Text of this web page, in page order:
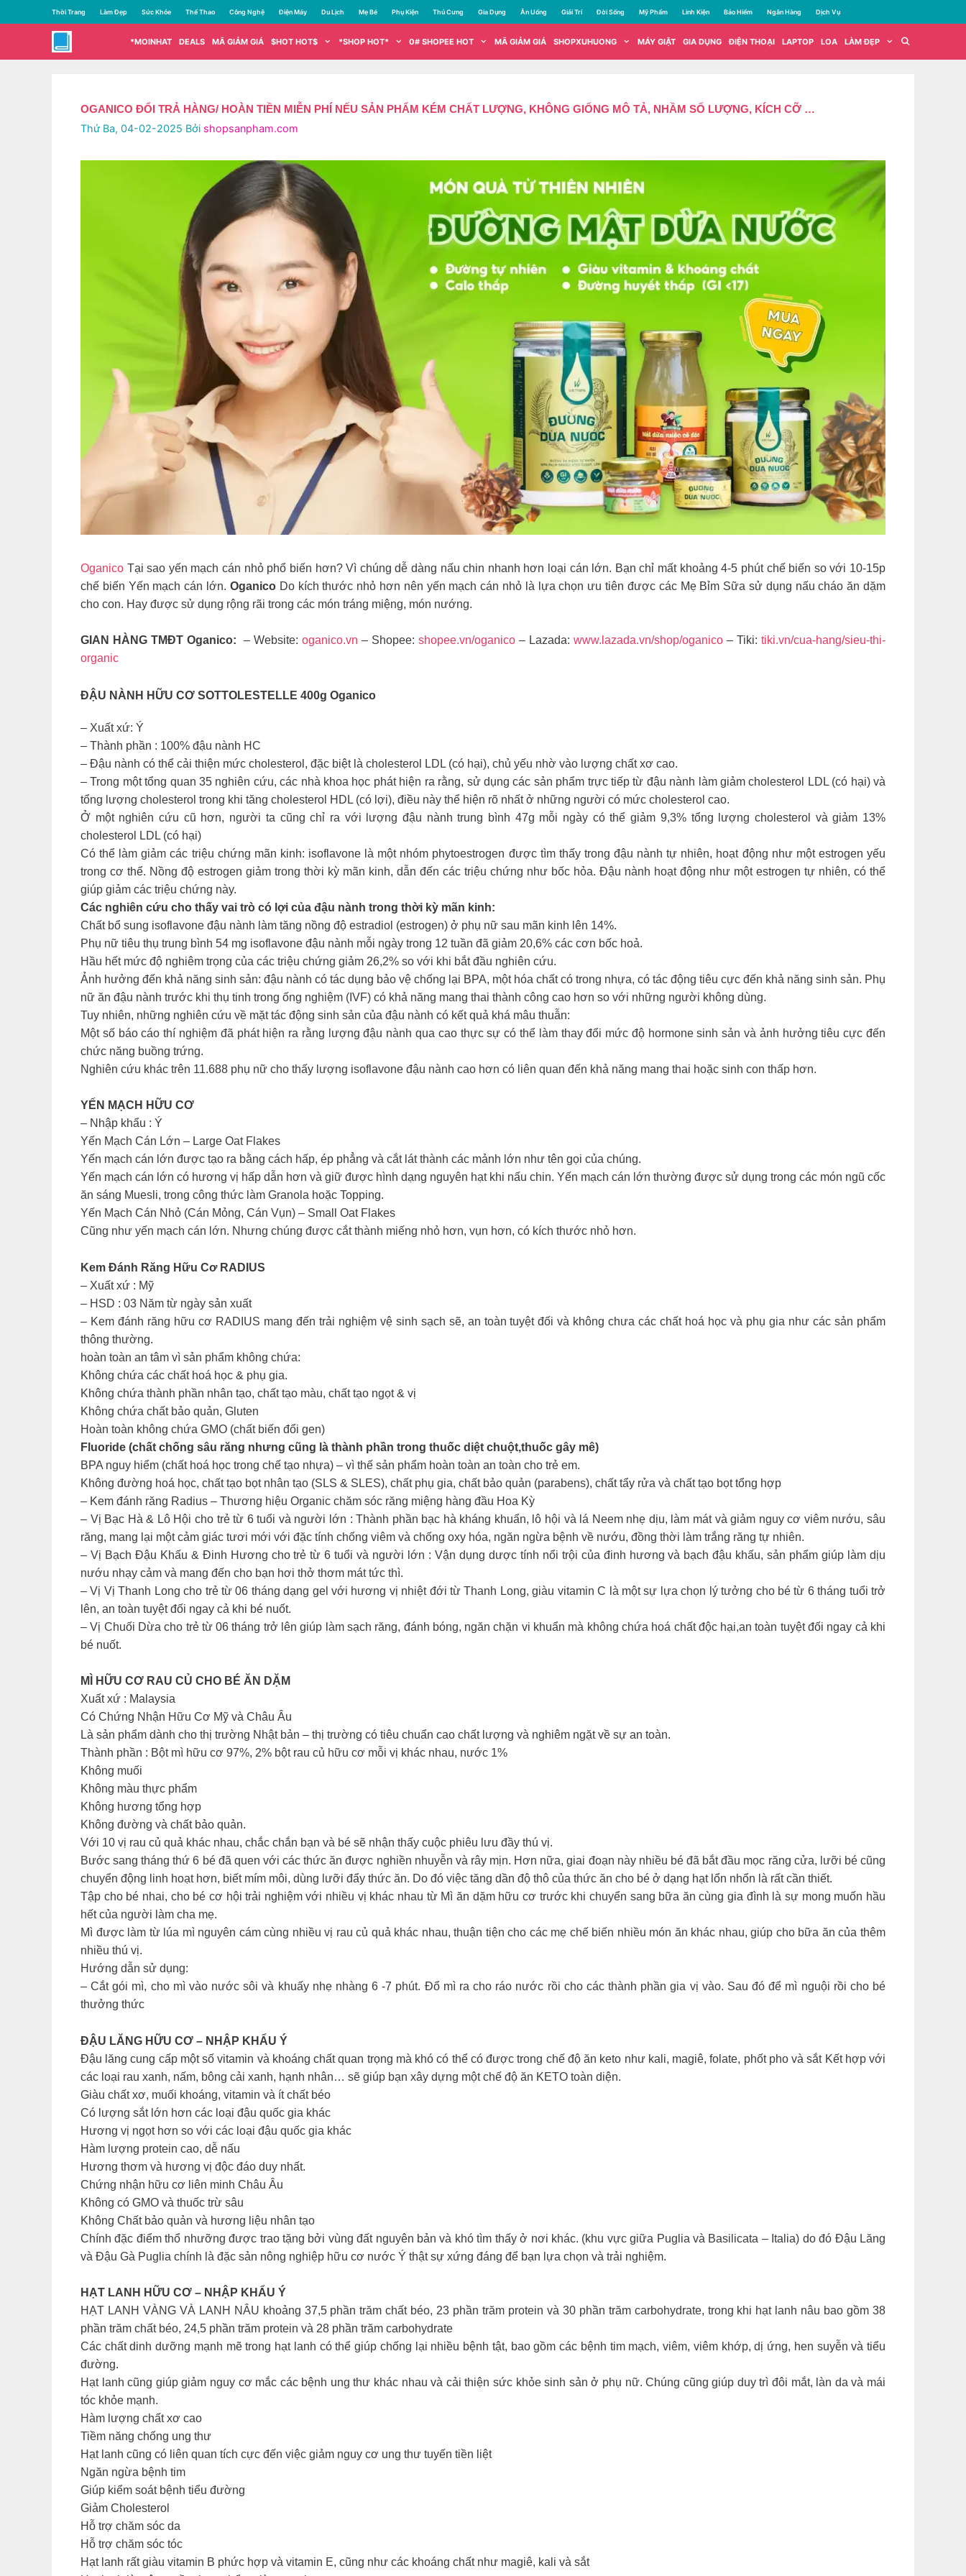
đến
dung
Thời Trang Làm Đẹp Sức Khỏe Thể Thao Công Nghệ Điện Máy Du Lịch Mẹ Bé Phụ Kiện Thú Cưng Gia Dụng Ăn Uống Giải Trí Đời Sống Mỹ Phẩm Linh Kiện Bảo Hiểm Ngân Hàng Dịch Vụ
*MOINHAT DEALS MÃ GIẢM GIÁ $HOT HOT$ *SHOP HOT* 0# SHOPEE HOT MÃ GIẢM GIÁ SHOPXUHUONG MÁY GIẶT GIA DỤNG ĐIỆN THOẠI LAPTOP LOA LÀM ĐẸP
OGANICO ĐỔI TRẢ HÀNG/ HOÀN TIỀN MIỄN PHÍ NẾU SẢN PHẨM KÉM CHẤT LƯỢNG, KHÔNG GIỐNG MÔ TẢ, NHẦM SỐ LƯỢNG, KÍCH CỠ …
Thứ Ba, 04-02-2025 Bởi shopsanpham.com
Oganico Tại sao yến mạch cán nhỏ phổ biến hơn? Vì chúng dễ dàng nấu chin nhanh hơn loại cán lớn. Bạn chỉ mất khoảng 4-5 phút chế biến so với 10-15p
chế biến Yến mạch cán lớn. OganicoDo kích thước nhỏ hơn nên yến mạch cán nhỏ là lựa chọn ưu tiên được các Mẹ Bỉm Sữa sử dụng nấu cháo ăn dặm
cho con. Hay được sử dụng rộng rãi trong các món tráng miệng, món nướng.
GIAN HÀNG TMĐT Oganico: – Website: oganico.vn – Shopee: shopee.vn/oganico – Lazada: www.lazada.vn/shop/oganico – Tiki: tiki.vn/cua-hang/sieu-thi-
organic
ĐẬU NÀNH HỮU CƠ SOTTOLESTELLE 400g Oganico
– Xuất xứ: Ý
– Thành phần : 100% đậu nành HC
– Đậu nành có thể cải thiện mức cholesterol, đặc biệt là cholesterol LDL (có hại), chủ yếu nhờ vào lượng chất xơ cao.
– Trong một tổng quan 35 nghiên cứu, các nhà khoa học phát hiện ra rằng, sử dụng các sản phẩm trực tiếp từ đậu nành làm giảm cholesterol LDL (có hại) và
tổng lượng cholesterol trong khi tăng cholesterol HDL (có lợi), điều này thể hiện rõ nhất ở những người có mức cholesterol cao.
Ở một nghiên cứu cũ hơn, người ta cũng chỉ ra với lượng đậu nành trung bình 47g mỗi ngày có thể giảm 9,3% tổng lượng cholesterol và giảm 13%
cholesterol LDL (có hại)
Có thể làm giảm các triệu chứng mãn kinh: isoflavone là một nhóm phytoestrogen được tìm thấy trong đậu nành tự nhiên, hoạt động như một estrogen yếu
trong cơ thể. Nồng độ estrogen giảm trong thời kỳ mãn kinh, dẫn đến các triệu chứng như bốc hỏa. Đậu nành hoạt động như một estrogen tự nhiên, có thể
giúp giảm các triệu chứng này.
Các nghiên cứu cho thấy vai trò có lợi của đậu nành trong thời kỳ mãn kinh:
Chất bổ sung isoflavone đậu nành làm tăng nồng độ estradiol (estrogen) ở phụ nữ sau mãn kinh lên 14%.
Phụ nữ tiêu thụ trung bình 54 mg isoflavone đậu nành mỗi ngày trong 12 tuần đã giảm 20,6% các cơn bốc hoả.
Hầu hết mức độ nghiêm trọng của các triệu chứng giảm 26,2% so với khi bắt đầu nghiên cứu.
Ảnh hưởng đến khả năng sinh sản: đậu nành có tác dụng bảo vệ chống lại BPA, một hóa chất có trong nhựa, có tác động tiêu cực đến khả năng sinh sản. Phụ
nữ ăn đậu nành trước khi thụ tinh trong ống nghiệm (IVF) có khả năng mang thai thành công cao hơn so với những người không dùng.
Tuy nhiên, những nghiên cứu về mặt tác động sinh sản của đậu nành có kết quả khá mâu thuẫn:
Một số báo cáo thí nghiệm đã phát hiện ra rằng lượng đậu nành qua cao thực sự có thể làm thay đổi mức độ hormone sinh sản và ảnh hưởng tiêu cực đến
chức năng buồng trứng.
Nghiên cứu khác trên 11.688 phụ nữ cho thấy lượng isoflavone đậu nành cao hơn có liên quan đến khả năng mang thai hoặc sinh con thấp hơn.
YẾN MẠCH HỮU CƠ
– Nhập khẩu : Ý
Yến Mạch Cán Lớn – Large Oat Flakes
Yến mạch cán lớn được tạo ra bằng cách hấp, ép phẳng và cắt lát thành các mảnh lớn như tên gọi của chúng.
Yến mạch cán lớn có hương vị hấp dẫn hơn và giữ được hình dạng nguyên hạt khi nấu chin. Yến mạch cán lớn thường được sử dụng trong các món ngũ cốc
ăn sáng Muesli, trong công thức làm Granola hoặc Topping.
Yến Mạch Cán Nhỏ (Cán Mỏng, Cán Vụn) – Small Oat Flakes
Cũng như yến mạch cán lớn. Nhưng chúng được cắt thành miếng nhỏ hơn, vụn hơn, có kích thước nhỏ hơn.
Kem Đánh Răng Hữu Cơ RADIUS
– Xuất xứ : Mỹ
– HSD : 03 Năm từ ngày sản xuất
– Kem đánh răng hữu cơ RADIUS mang đến trải nghiệm vệ sinh sạch sẽ, an toàn tuyệt đối và không chưa các chất hoá học và phụ gia như các sản phẩm
thông thường.
hoàn toàn an tâm vì sản phẩm không chứa:
Không chứa các chất hoá học & phụ gia.
Không chứa thành phần nhân tạo, chất tạo màu, chất tạo ngọt & vị
Không chứa chất bảo quản, Gluten
Hoàn toàn không chứa GMO (chất biến đổi gen)
Fluoride (chất chống sâu răng nhưng cũng là thành phần trong thuốc diệt chuột,thuốc gây mê)
BPA nguy hiểm (chất hoá học trong chế tạo nhựa) – vì thế sản phẩm hoàn toàn an toàn cho trẻ em.
Không đường hoá học, chất tạo bọt nhân tạo (SLS & SLES), chất phụ gia, chất bảo quản (parabens), chất tẩy rửa và chất tạo bọt tổng hợp
– Kem đánh răng Radius – Thương hiệu Organic chăm sóc răng miệng hàng đầu Hoa Kỳ
– Vị Bạc Hà & Lô Hội cho trẻ từ 6 tuổi và người lớn : Thành phần bạc hà kháng khuẩn, lô hội và lá Neem nhẹ dịu, làm mát và giảm nguy cơ viêm nướu, sâu
răng, mang lại một cảm giác tươi mới với đặc tính chống viêm và chống oxy hóa, ngăn ngừa bệnh về nướu, đồng thời làm trắng răng tự nhiên.
– Vị Bạch Đậu Khấu & Đinh Hương cho trẻ từ 6 tuổi và người lớn : Vận dụng dược tính nổi trội của đinh hương và bạch đậu khấu, sản phẩm giúp làm dịu
nướu nhạy cảm và mang đến cho bạn hơi thở thơm mát tức thì.
– Vị Vị Thanh Long cho trẻ từ 06 tháng dạng gel với hương vị nhiệt đới từ Thanh Long, giàu vitamin C là một sự lựa chọn lý tưởng cho bé từ 6 tháng tuổi trở
lên, an toàn tuyệt đối ngay cả khi bé nuốt.
– Vị Chuối Dừa cho trẻ từ 06 tháng trở lên giúp làm sạch răng, đánh bóng, ngăn chặn vi khuẩn mà không chứa hoá chất độc hại,an toàn tuyệt đối ngay cả khi
bé nuốt.
MÌ HỮU CƠ RAU CỦ CHO BÉ ĂN DẶM
Xuất xứ : Malaysia
Có Chứng Nhận Hữu Cơ Mỹ và Châu Âu
Là sản phẩm dành cho thị trường Nhật bản – thị trường có tiêu chuẩn cao chất lượng và nghiêm ngặt về sự an toàn.
Thành phần : Bột mì hữu cơ 97%, 2% bột rau củ hữu cơ mỗi vị khác nhau, nước 1%
Không muối
Không màu thực phẩm
Không hương tổng hợp
Không đường và chất bảo quản.
Với 10 vị rau củ quả khác nhau, chắc chắn bạn và bé sẽ nhận thấy cuộc phiêu lưu đầy thú vị.
Bước sang tháng thứ 6 bé đã quen với các thức ăn được nghiền nhuyễn và rây mịn. Hơn nữa, giai đoạn này nhiều bé đã bắt đầu mọc răng cửa, lưỡi bé cũng
chuyển động linh hoạt hơn, biết mím môi, dùng lưỡi đẩy thức ăn. Do đó việc tăng dần độ thô của thức ăn cho bé ở dạng hạt lổn nhổn là rất cần thiết.
Tập cho bé nhai, cho bé cơ hội trải nghiệm với nhiều vị khác nhau từ Mì ăn dặm hữu cơ trước khi chuyển sang bữa ăn cùng gia đình là sự mong muốn hầu
hết của người làm cha mẹ.
Mì được làm từ lúa mì nguyên cám cùng nhiều vị rau củ quả khác nhau, thuận tiện cho các mẹ chế biến nhiều món ăn khác nhau, giúp cho bữa ăn của thêm
nhiều thú vị.
Hướng dẫn sử dụng:
– Cắt gói mì, cho mì vào nước sôi và khuấy nhẹ nhàng 6 -7 phút. Đổ mì ra cho ráo nước rồi cho các thành phần gia vị vào. Sau đó để mì nguội rồi cho bé
thưởng thức
ĐẬU LĂNG HỮU CƠ – NHẬP KHẨU Ý
Đậu lăng cung cấp một số vitamin và khoáng chất quan trọng mà khó có thể có được trong chế độ ăn keto như kali, magiê, folate, phốt pho và sắt Kết hợp với
các loại rau xanh, nấm, bông cải xanh, hạnh nhân… sẽ giúp bạn xây dựng một chế độ ăn KETO toàn diện.
Giàu chất xơ, muối khoáng, vitamin và ít chất béo
Có lượng sắt lớn hơn các loại đậu quốc gia khác
Hương vị ngọt hơn so với các loại đậu quốc gia khác
Hàm lượng protein cao, dễ nấu
Hương thơm và hương vị độc đáo duy nhất.
Chứng nhận hữu cơ liên minh Châu Âu
Không có GMO và thuốc trừ sâu
Không Chất bảo quản và hương liệu nhân tạo
Chính đặc điểm thổ nhưỡng được trao tặng bởi vùng đất nguyên bản và khó tìm thấy ở nơi khác. (khu vực giữa Puglia và Basilicata – Italia) do đó Đậu Lăng
và Đậu Gà Puglia chính là đặc sản nông nghiệp hữu cơ nước Ý thật sự xứng đáng để bạn lựa chọn và trải nghiệm.
HẠT LANH HỮU CƠ – NHẬP KHẨU Ý
HẠT LANH VÀNG VÀ LANH NÂU khoảng 37,5 phần trăm chất béo, 23 phần trăm protein và 30 phần trăm carbohydrate, trong khi hạt lanh nâu bao gồm 38
phần trăm chất béo, 24,5 phần trăm protein và 28 phần trăm carbohydrate
Các chất dinh dưỡng mạnh mẽ trong hạt lanh có thể giúp chống lại nhiều bệnh tật, bao gồm các bệnh tim mạch, viêm, viêm khớp, dị ứng, hen suyễn và tiểu
đường.
Hạt lanh cũng giúp giảm nguy cơ mắc các bệnh ung thư khác nhau và cải thiện sức khỏe sinh sản ở phụ nữ. Chúng cũng giúp duy trì đôi mắt, làn da và mái
tóc khỏe mạnh.
Hàm lượng chất xơ cao
Tiềm năng chống ung thư
Hạt lanh cũng có liên quan tích cực đến việc giảm nguy cơ ung thư tuyến tiền liệt
Ngăn ngừa bệnh tim
Giúp kiểm soát bệnh tiểu đường
Giảm Cholesterol
Hỗ trợ chăm sóc da
Hỗ trợ chăm sóc tóc
Hạt lanh rất giàu vitamin B phức hợp và vitamin E, cũng như các khoáng chất như magiê, kali và sắt